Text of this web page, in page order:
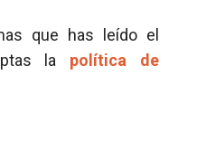
que has leído el
la política de